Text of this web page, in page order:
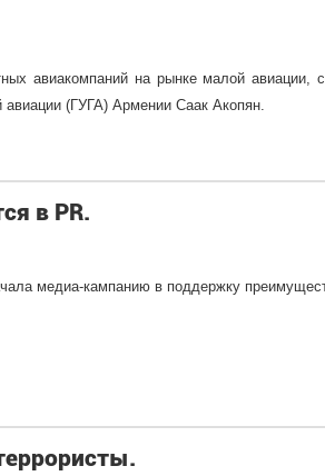
авиакомпаний на рынке малой авиации,
авиации (ГУГА) Армении Саак Акопян.
в PR.
медиа-кампанию в поддержку